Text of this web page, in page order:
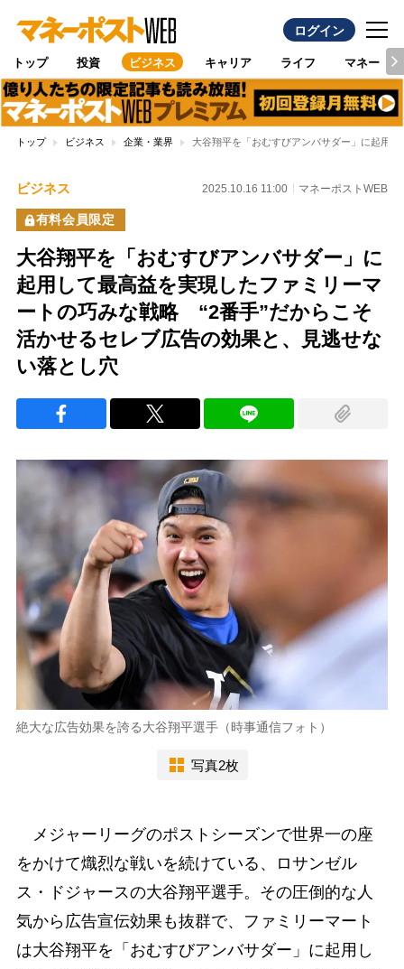
ログイン
トップ 投資 ビジネス キャリア ライフ マネー
トップ ビジネス 企業・業界 大谷翔平を「おむすびアンバサダー」に起用
ビジネス 2025.10.16 11:00 マネーポストWEB
有料会員限定
大谷翔平を「おむすびアンバサダー」に
起用して最高益を実現したファミリーマ
ートの巧みな戦略 “2番手”だからこそ
活かせるセレブ広告の効果と、見逃せな
い落とし穴
絶大な広告効果を誇る大谷翔平選手（時事通信フォト）
写真2枚
メジャーリーグのポストシーズンで世界一の座
をかけて熾烈な戦いを続けている、ロサンゼル
ス・ドジャースの大谷翔平選手。その圧倒的な人
気から広告宣伝効果も抜群で、ファミリーマート
は大谷翔平を「おむすびアンバサダー」に起用し